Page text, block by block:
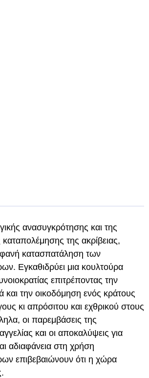
ανασυγκρότησης και της
καταπολέμησης της ακρίβειας,
κατασπατάληση των
Εγκαθιδρύει μια κουλτούρα
επιτρέποντας την
και την οικοδόμηση ενός κράτους
κι απρόσιτου και εχθρικού στους
οι παρεμβάσεις της
και οι αποκαλύψεις για
αδιαφάνεια στη χρήση
επιβεβαιώνουν ότι η χώρα